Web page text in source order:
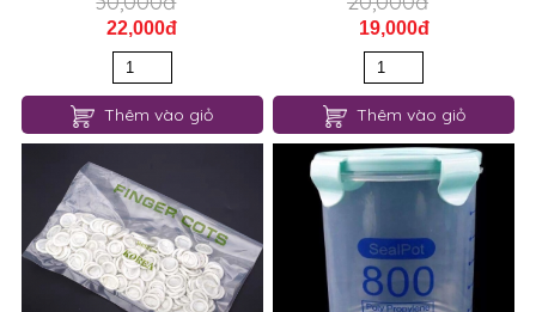
22,000đ
Thêm vào giỏ
19,000đ
Thêm vào giỏ